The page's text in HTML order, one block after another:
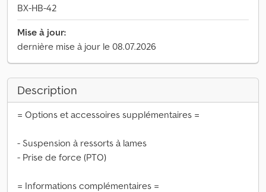
BX-HB-42
Mise à jour:
dernière mise à jour le 08.07.2026
Description
= Options et accessoires supplémentaires =
- Suspension à ressorts à lames
- Prise de force (PTO)
= Informations complémentaires =